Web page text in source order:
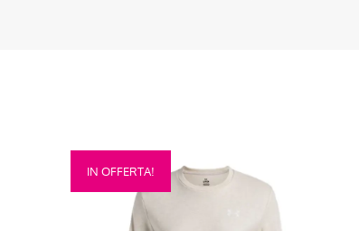
IN OFFERTA!
Questo
prodotto